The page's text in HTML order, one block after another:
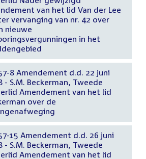
van het lid Van der Lee
vervanging van nr. 42 over
nieuwe
in het
8 Amendement d.d. 22 juni
- S.M. Beckerman, Tweede
Amendement van het lid
over de
15 Amendement d.d. 26 juni
- S.M. Beckerman, Tweede
Amendement van het lid